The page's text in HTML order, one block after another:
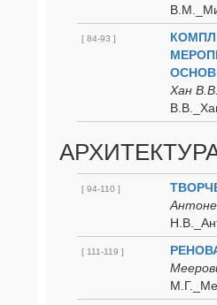
[ 84-93 ]
Хан
[ 94-110 ]
[ 111-119 ]